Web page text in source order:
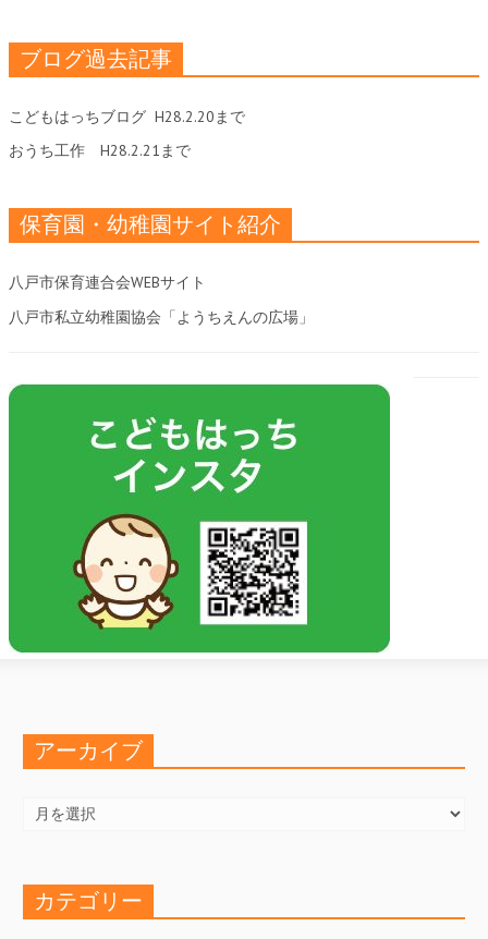
ブログ過去記事
こどもはっちブログ H28.2.20まで
おうち工作 H28.2.21まで
保育園・幼稚園サイト紹介
八戸市保育連合会WEBサイト
八戸市私立幼稚園協会「ようちえんの広場」
アーカイブ
カ
カテゴリー